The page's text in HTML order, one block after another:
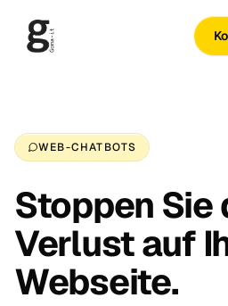
WEB-CHATBOTS
Stoppen Sie
Verlust auf
Webseite.